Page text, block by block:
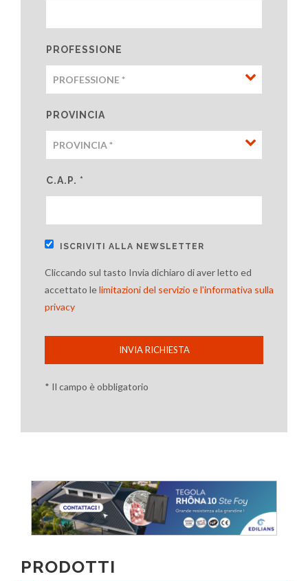
PROFESSIONE
PROVINCIA
C.A.P. *
ISCRIVITI ALLA NEWSLETTER
Cliccando sul tasto Invia dichiaro di aver letto ed
accettato lelimitazioni del servizio e l'informativa sulla
privacy
INVIA RICHIESTA
* Il campo è obbligatorio
PRODOTTI